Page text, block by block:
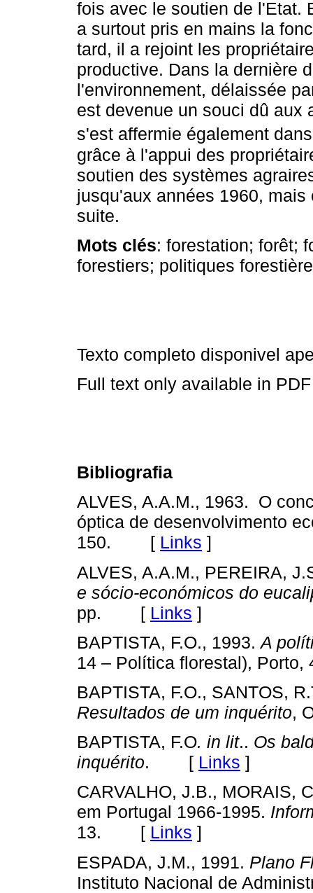
fois avec le soutien de l'Etat.
a surtout pris en mains la
tard, il a rejoint les
productive. Dans la dernière
l'environnement, délaissée
est devenue un souci dû aux
s'est affermie également
grâce à l'appui des
soutien des systèmes
jusqu'aux années 1960,
suite.
Mots clés: forestation; forêt;
forestiers; politiques
Texto completo disponivel
Full text only available in
Bibliografia
ALVES, A.A.M., 1963. O
óptica de desenvolvimento
150. [ Links ]
ALVES, A.A.M., PEREIRA,
e sócio-económicos do
pp. [ Links ]
BAPTISTA, F.O., 1993.A
14 – Política florestal),
BAPTISTA, F.O., SANTOS,
Resultados de um inquérito,
BAPTISTA, F.O. in lit.. Os
inquérito. [ Links ]
CARVALHO, J.B., MORAIS,
em Portugal 1966-1995.
13. [ Links ]
ESPADA, J.M., 1991. Plano
Instituto Nacional de